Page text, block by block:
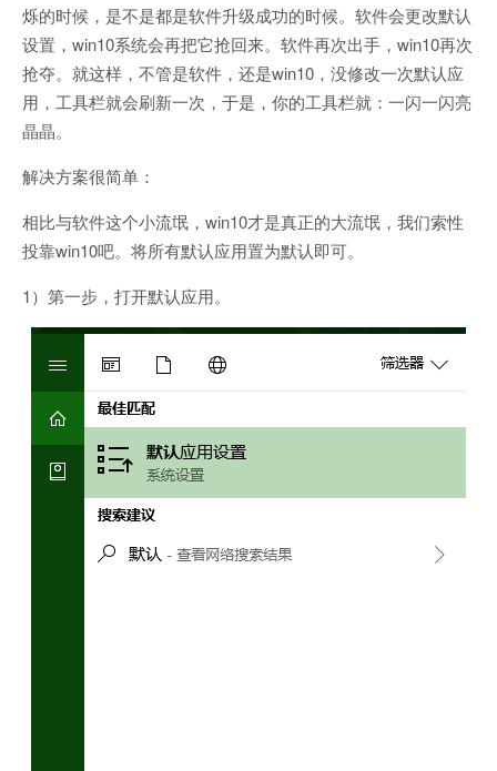
烁的时候，是不是都是软件升级成功的时候。软件会更改默认
设置，win10系统会再把它抢回来。软件再次出手，win10再次
抢夺。就这样，不管是软件，还是win10，没修改一次默认应
用，工具栏就会刷新一次，于是，你的工具栏就：一闪一闪亮
晶晶。
解决方案很简单：
相比与软件这个小流氓，win10才是真正的大流氓，我们索性
投靠win10吧。将所有默认应用置为默认即可。
1）第一步，打开默认应用。